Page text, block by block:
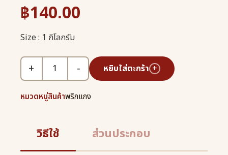
฿140.00
Size : 1 กิโลกรัม
+ − หยิบใส่ตะกร้า +
หมวดหมู่สินค้าพริกแกง
วิธีใช้ ส่วนประกอบ